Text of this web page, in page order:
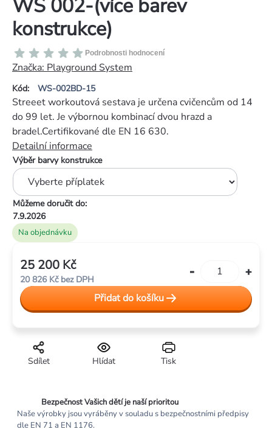
WS 002-(více barev
konstrukce)
Kód: WS-002BD-15
Průměrné
hodnocení
produktu
je
0,0
z
5
hvězdiček.
Podrobnosti hodnocení
Značka: Playground System
Na objednávku
Výběr barvy konstrukce
Můžeme doručit do:
7.9.2026
Streeet workoutová sestava je určena cvičencům od 14
do 99 let. Je výbornou kombinací dvou hrazd a
bradel.Certifikované dle EN 16 630.
Detailní informace
Tisk
Hlídat
Sdílet
25 200 Kč
20 826 Kčbez DPH
cena:
Přidat do košíku
Bezpečnost Vašich dětí je naší prioritou
Naše výrobky jsou vyráběny v souladu s bezpečnostními předpisy
dle EN 71 a EN 1176.